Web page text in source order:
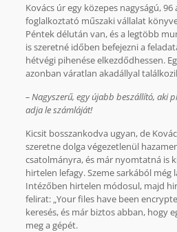
Kovács úr egy közepes nagyságú,
foglalkoztató műszaki vállalat
Péntek délután van, és a legtöbb
is szeretné időben befejezni a
hétvégi pihenése elkezdődhessen.
azonban váratlan akadállyal
– Nagyszerű, egy újabb beszállító, aki
adja le számláját!
Kicsit bosszankodva ugyan, de
szeretne dolga végezetlenül
csatolmányra, és már nyomtatná is
hirtelen lefagy. Szeme sarkából még
Intézőben hirtelen módosul, majd
felirat: „Your files have been
keresés, és már biztos abban, hogy
meg a gépét.